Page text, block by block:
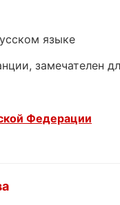
языке
замечателен
Федерации